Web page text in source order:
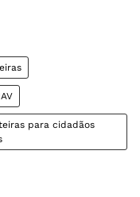
para cidadãos